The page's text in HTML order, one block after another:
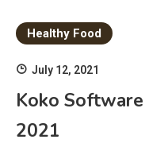
Healthy Food
July 12, 2021
Koko
2021